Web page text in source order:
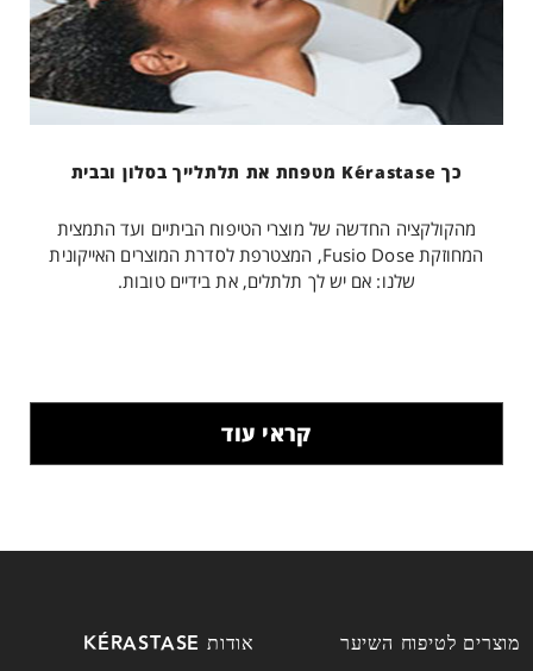
כך Kérastase מטפחת את תלתלייך בסלון ובבית
מהקולקציה החדשה של מוצרי הטיפוח הביתיים ועד התמצית
המחוזקת Fusio Dose, המצטרפת לסדרת המוצרים האייקונית
שלנו: אם יש לך תלתלים, את בידיים טובות.
קראי עוד
מוצרים לטיפוח השיער אודות KÉRASTASE